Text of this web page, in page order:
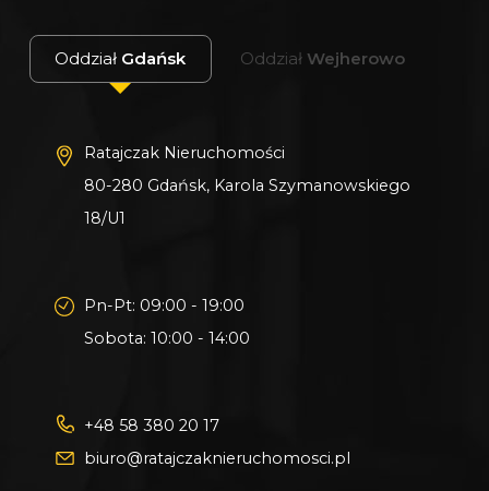
Oddział Gdańsk Oddział Wejherowo
Ratajczak Nieruchomości
80-280 Gdańsk, Karola Szymanowskiego
18/U1
Pn-Pt: 09:00 - 19:00
Sobota: 10:00 - 14:00
+48 58 380 20 17
biuro@ratajczaknieruchomosci.pl